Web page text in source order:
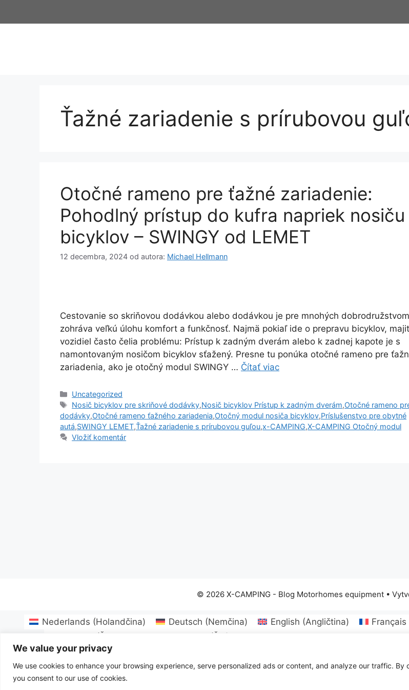
We value your privacy
We use cookies to enhance your browsing experience, serve personalized ads or content, and analyze our traffic. By
you consent to our use of cookies.
Ťažné zariadenie s prírubovou
Otočné rameno pre ťažné zariadenie:
Pohodlný prístup do kufra napriek nosiču
bicyklov – SWINGY od LEMET
12 decembra, 2024 od autora: Michael Hellmann
Cestovanie so skriňovou dodávkou alebo dodávkou je pre mnohých
zohráva veľkú úlohu komfort a funkčnosť. Najmä pokiaľ ide o prepravu bicyklov,
vozidiel často čelia problému: Prístup k zadným dverám alebo k zadnej kapote je s
namontovaným nosičom bicyklov sťažený. Presne tu ponúka otočné rameno pre
zariadenia, ako je otočný modul SWINGY … Čítať viac
Kategórie
Uncategorized
Značky
Nosič bicyklov pre skriňové dodávky,Nosič bicyklov Prístup k zadným dverám,Otočné rameno
dodávky,Otočné rameno ťažného zariadenia,Otočný modul nosiča bicyklov,Príslušenstvo pre obytné
autá,SWINGY LEMET,Ťažné zariadenie s prírubovou guľou,x-CAMPING,X-CAMPING Otočný modul
Vložiť komentár
© 2026 X-CAMPING - Blog Motorhomes equipment•
Nederlands (Holandčina) Deutsch (Nemčina) English (Angličtina) Français
( Španielčina ( Švédština
Eesti(Estónčina
Português (Portugalština) Română (Rumunčina) Русский(Ruština)